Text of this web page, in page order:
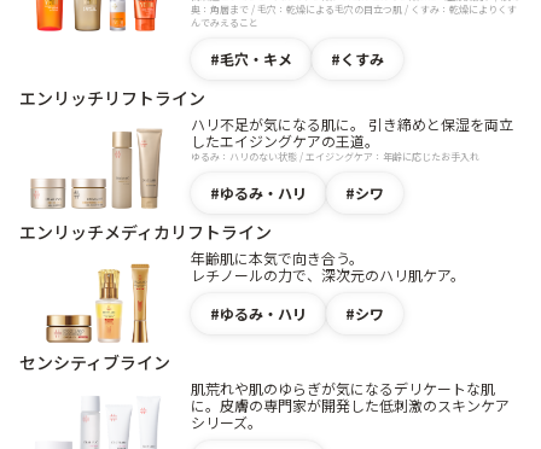
奥：角層まで / 毛穴：乾燥による毛穴の目立つ肌 / くすみ：乾燥によりくす
んでみえること
毛穴・キメ くすみ
エンリッチリフトライン
ハリ不足が気になる肌に。 引き締めと保湿を両立
したエイジングケアの王道。
ゆるみ：ハリのない状態 / エイジングケア：年齢に応じたお手入れ
ゆるみ・ハリ シワ
エンリッチメディカリフトライン
年齢肌に本気で向き合う。
レチノールの力で、深次元のハリ肌ケア。
ゆるみ・ハリ
シワ
センシティブライン
肌荒れや肌のゆらぎが気になるデリケートな肌
に。皮膚の専門家が開発した低刺激のスキンケア
シリーズ。